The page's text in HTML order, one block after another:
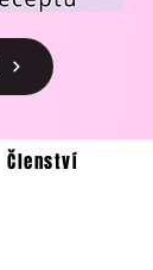
Členství